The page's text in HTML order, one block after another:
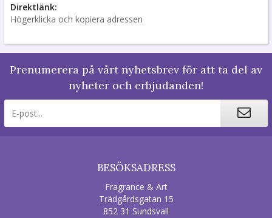
Direktlänk:
Högerklicka och kopiera adressen
Prenumerera på vårt nyhetsbrev för att ta del av
nyheter och erbjudanden!
BESÖKSADRESS
Fragrance & Art
Trädgårdsgatan 15
852 31 Sundsvall